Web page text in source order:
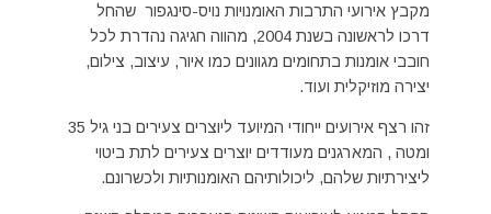
מקבץ אירועי התרבות האומנויות נויס-סינגפור שהחל
דרכו לראשונה בשנת 2004, מהווה חגיגה נהדרת לכל
חובבי אומנות בתחומים מגוונים כמו איור, עיצוב, צילום,
יצירה מוזיקלית ועוד.
זהו רצף אירועים ייחודי המיועד ליוצרים צעירים בני גיל 35
ומטה , המארגנים מעודדים יוצרים צעירים לתת ביטוי
ליצירתיות שלהם, ליכולותיהם האומנותיות ולכשרונם.